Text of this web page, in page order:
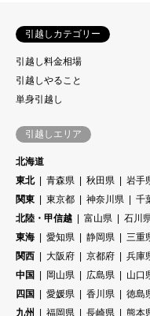
引越しカテゴリー
引越し料金相場
引越しやること
単身引越し
引越しエリア
北海道
東北
青森県 秋田県 岩手
関東
東京都 神奈川県 千
北陸・甲信越
富山県 石川
東海
愛知県 静岡県 三重
関西
大阪府 京都府 兵庫
中国
岡山県 広島県 山口
四国
愛媛県 香川県 徳島
九州
福岡県 長崎県 熊本